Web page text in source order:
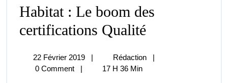
Habitat : Le boom des
certifications Qualité
Boom
Des
22 Février 2019
22
Février
| Rédaction
Habitat
|
0 Comment
| 17 H 36 Min